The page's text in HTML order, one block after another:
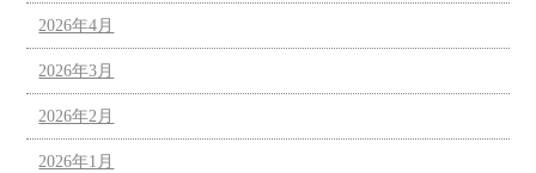
2026年4月
2026年3月
2026年2月
2026年1月